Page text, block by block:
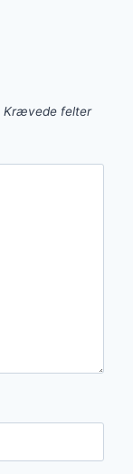
Krævede felter